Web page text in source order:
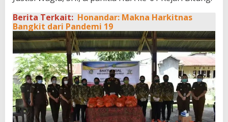
Berita Terkait: Honandar: Makna Harkitnas
Bangkit dari Pandemi 19